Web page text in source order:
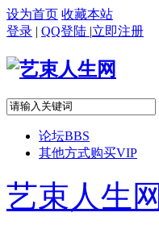
设为首页 收藏本站
登录 | QQ登陆 |立即注册
论坛BBS
其他方式购买VIP
艺束人生网